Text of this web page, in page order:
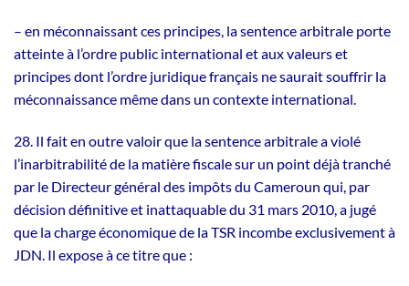
– en méconnaissant ces principes, la sentence arbitrale porte
atteinte à l’ordre public international et aux valeurs et
principes dont l’ordre juridique français ne saurait souffrir la
méconnaissance même dans un contexte international.
28. Il fait en outre valoir que la sentence arbitrale a violé
l’inarbitrabilité de la matière fiscale sur un point déjà tranché
par le Directeur général des impôts du Cameroun qui, par
décision définitive et inattaquable du 31 mars 2010, a jugé
que la charge économique de la TSR incombe exclusivement à
JDN. Il expose à ce titre que :